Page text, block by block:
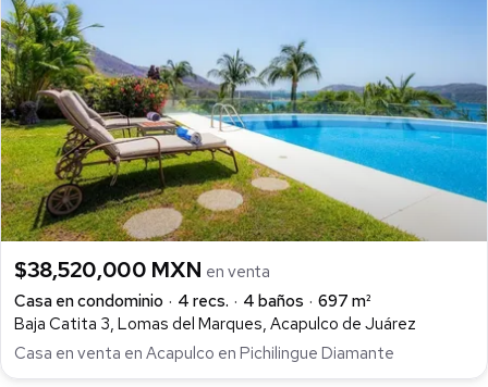
$38,520,000 MXN en venta
Casa en condominio
4 recs. 4 baños
697 m²
Baja Catita 3, Lomas del Marques, Acapulco de Juárez
Casa en venta en Acapulco en Pichilingue Diamante